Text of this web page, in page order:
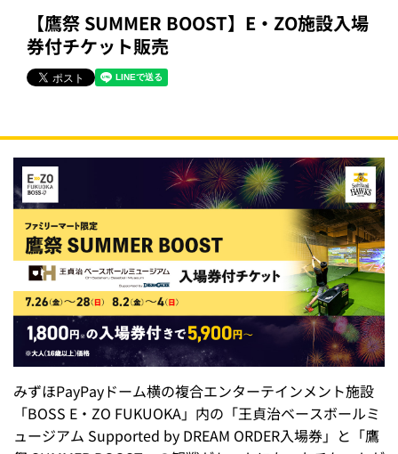
【鷹祭 SUMMER BOOST】E・ZO施設入場
券付チケット販売
みずほPayPayドーム横の複合エンターテインメント施設
「BOSS E・ZO FUKUOKA」内の「王貞治ベースボールミ
ュージアム Supported by DREAM ORDER入場券」と「鷹